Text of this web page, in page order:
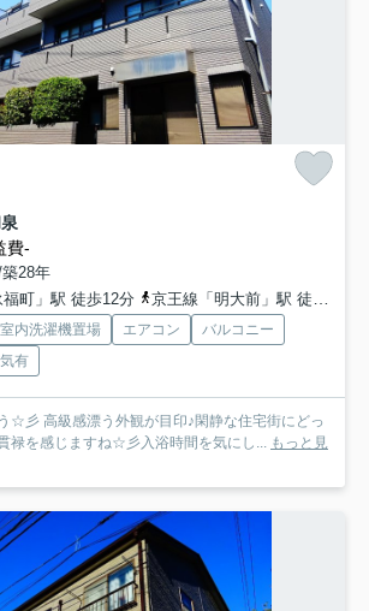
費-
28年
町」駅 徒歩12分
京王線「明大前」駅 徒歩17分
室内洗濯機置場 エアコン
バルコニー
有
☆彡 高級感漂う外観が目印♪閑静な住宅街にどっ
禄を感じますね☆彡入浴時間を気にし... もっと見